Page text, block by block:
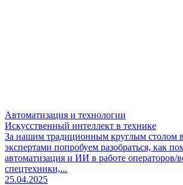
Автоматизация и технологии
Искусственный интеллект в технике
За нашим традиционным круглым столом
экспертами попробуем разобраться, как
автоматизация и ИИ в работе операторов/
спецтехники,...
25.04.2025